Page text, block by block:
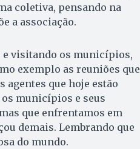
coletiva, pensando na
a associação.
e visitando os municípios,
exemplo as reuniões que
que hoje estão
municípios e seus
que enfrentamos em
demais. Lembrando que
do mundo.